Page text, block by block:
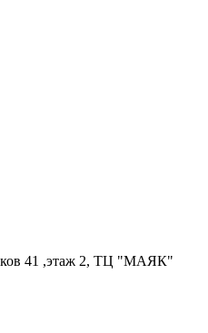
41 ,этаж 2, ТЦ "МАЯК"